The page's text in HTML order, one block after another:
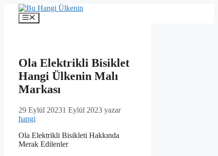
İçeriğe
Menü
Ola Elektrikli Bisiklet
Hangi Ülkenin Malı
Markası
29 Eylül 20231 Eylül 2023 yazar
hangi
Ola Elektrikli Bisikleti Hakkında
Merak Edilenler